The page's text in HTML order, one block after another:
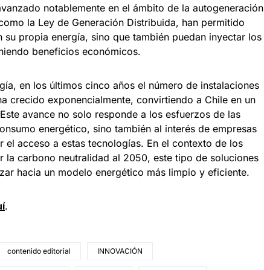
notablemente en el ámbito de la autogeneración
la Ley de Generación Distribuida, han permitido
propia energía, sino que también puedan inyectar los
beneficios económicos.
en los últimos cinco años el número de instalaciones
crecido exponencialmente, convirtiendo a Chile en un
avance no solo responde a los esfuerzos de las
energético, sino también al interés de empresas
acceso a estas tecnologías. En el contexto de los
la carbono neutralidad al 2050, este tipo de soluciones
hacia un modelo energético más limpio y eficiente.
.
contenido editorial INNOVACIÓN